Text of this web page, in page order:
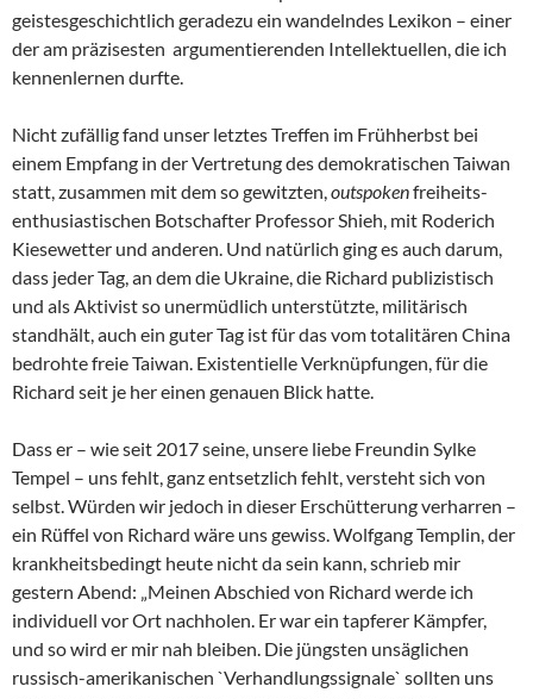
geistesgeschichtlich geradezu ein wandelndes Lexikon – einer
der am präzisesten argumentierenden Intellektuellen, die ich
kennenlernen durfte.
Nicht zufällig fand unser letztes Treffen im Frühherbst bei
einem Empfang in der Vertretung des demokratischen Taiwan
statt, zusammen mit dem so gewitzten,outspokenfreiheits-
enthusiastischen Botschafter Professor Shieh, mit Roderich
Kiesewetter und anderen. Und natürlich ging es auch darum,
dass jeder Tag, an dem die Ukraine, die Richard publizistisch
und als Aktivist so unermüdlich unterstützte, militärisch
standhält, auch ein guter Tag ist für das vom totalitären China
bedrohte freie Taiwan. Existentielle Verknüpfungen, für die
Richard seit je her einen genauen Blick hatte.
Dass er – wie seit 2017 seine, unsere liebe Freundin Sylke
Tempel – uns fehlt, ganz entsetzlich fehlt, versteht sich von
selbst. Würden wir jedoch in dieser Erschütterung verharren –
ein Rüffel von Richard wäre uns gewiss. Wolfgang Templin, der
krankheitsbedingt heute nicht da sein kann, schrieb mir
gestern Abend: „Meinen Abschied von Richard werde ich
individuell vor Ort nachholen. Er war ein tapferer Kämpfer,
und so wird er mir nah bleiben. Die jüngsten unsäglichen
russisch-amerikanischen `Verhandlungssignale` sollten uns